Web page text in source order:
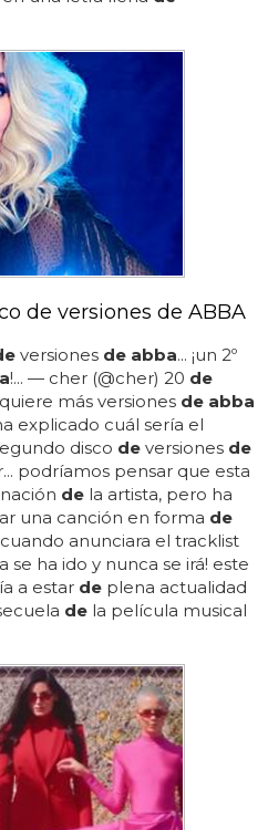
de versiones de ABBA
versiones de abba... ¡un 2º
!... — cher (@cher) 20 de
más versiones de abba
explicado cuál sería el
disco de versiones de
podríamos pensar que esta
de la artista, pero ha
una canción en forma de
anunciara el tracklist
se ha ido y nunca se irá! este
a estar de plena actualidad
de la película musical